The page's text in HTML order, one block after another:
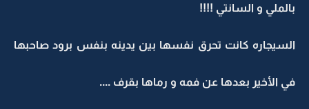
بالملي و السانتي !!!!
السيجاره كانت تحرق نفسها بين يدينه بنفس برود صاحبها
في الأخير بعدها عن فمه و رماها بقرف ....